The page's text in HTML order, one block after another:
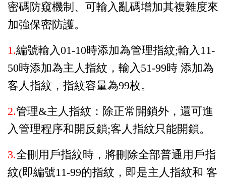
密碼防窺機制、可輸入亂碼增加其複雜度來
加強保密防護。
1.編號輸入01-10時添加為管理指紋;輸入11-
50時添加為主人指紋，輸入51-99時 添加為
客人指紋，指紋容量為99枚。
2.管理&主人指紋：除正常開鎖外，還可進
入管理程序和開反鎖;客人指紋只能開鎖。
3.全刪用戶指紋時，將刪除全部普通用戶指
紋(即編號11-99的指紋，即是主人指紋和 客